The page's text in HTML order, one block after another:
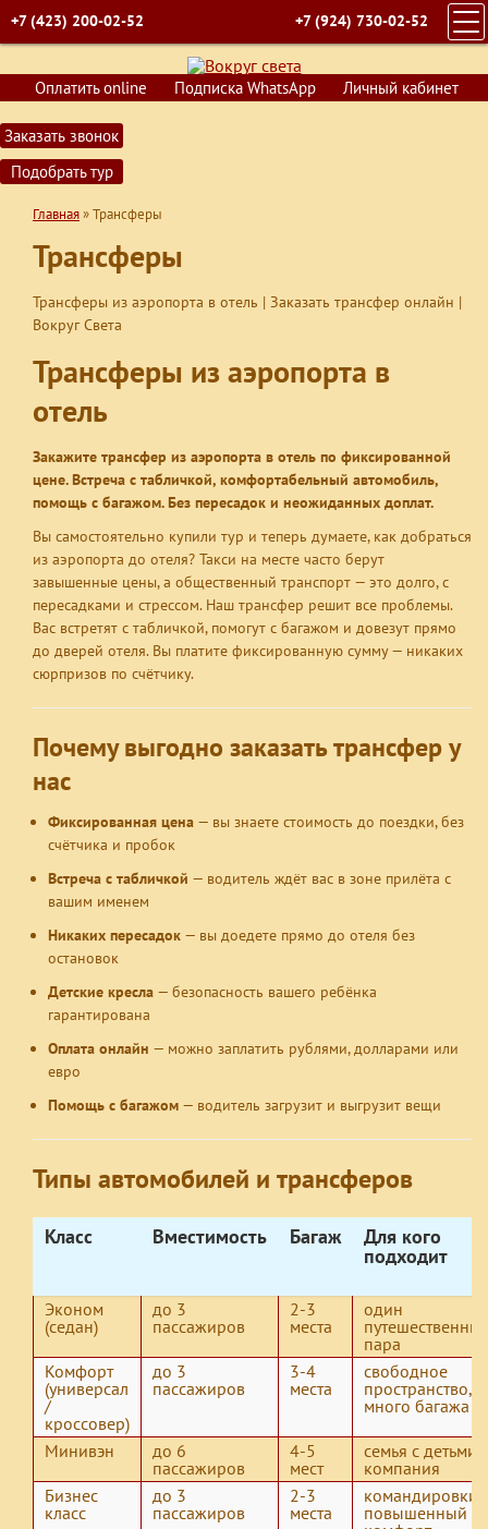
Оплатить online Подписка WhatsApp Личный кабинет
Заказать звонок
Подобрать тур
+7 (423) 200-02-52 +7 (924) 730-02-52
ГЛАВНАЯ
ПОИСК ТУРОВ
ВИЗЫ
КОНТАКТЫ
Главная»Трансферы
Трансферы
Трансферы из аэропорта в отель | Заказать трансфер онлайн |
Вокруг Света
Трансферы из аэропорта в
отель
Закажите трансфер из аэропорта в отель по фиксированной
цене. Встреча с табличкой, комфортабельный автомобиль,
помощь с багажом. Без пересадок и неожиданных доплат.
Вы самостоятельно купили тур и теперь думаете, как добраться
из аэропорта до отеля? Такси на месте часто берут
завышенные цены, а общественный транспорт — это долго, с
пересадками и стрессом. Наш трансфер решит все проблемы.
Вас встретят с табличкой, помогут с багажом и довезут прямо
до дверей отеля. Вы платите фиксированную сумму — никаких
сюрпризов по счётчику.
Почему выгодно заказать трансфер у
нас
Фиксированная цена — вы знаете стоимость до поездки, без
счётчика и пробок
Встреча с табличкой — водитель ждёт вас в зоне прилёта с
вашим именем
Никаких пересадок — вы доедете прямо до отеля без
остановок
Детские кресла — безопасность вашего ребёнка
гарантирована
Оплата онлайн — можно заплатить рублями, долларами или
евро
Помощь с багажом — водитель загрузит и выгрузит вещи
Типы автомобилей и трансферов
Класс Вместимость Багаж Для кого
подходит
Эконом
(седан)
до 3
пассажиров
2-3
места
один
пара
Комфорт
(универсал
/
кроссовер)
до 3
пассажиров
3-4
места
свободное
пространство,
много багажа
Минивэн
до 6
пассажиров
4-5
мест
семья с детьми,
компания
Бизнес
класс
до 3
пассажиров
2-3
места
командировки,
повышенный